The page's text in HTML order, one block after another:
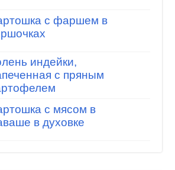
с фаршем в
индейки,
с пряным
с мясом в
в духовке